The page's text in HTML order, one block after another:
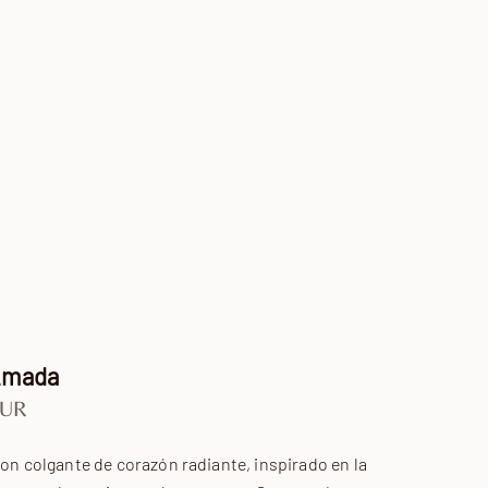
colgante de corazón radiante, inspirado en la